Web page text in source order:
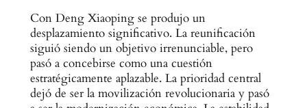
Con Deng Xiaoping se produjo un
desplazamiento significativo. La reunificación
siguió siendo un objetivo irrenunciable, pero
pasó a concebirse como una cuestión
estratégicamente aplazable. La prioridad central
dejó de ser la movilización revolucionaria y pasó